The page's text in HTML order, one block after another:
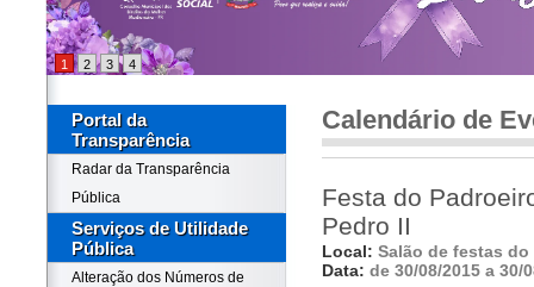
1 2 3 4
Portal da
Transparência
Radar da Transparência
Pública
Serviços de Utilidade
Pública
Alteração dos Números de
Calendário de
Festa do
Pedro II
Local: Salão de festas
Data: de 30/08/2015 a 30/